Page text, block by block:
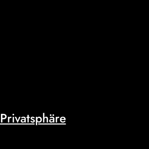
Privatsphäre